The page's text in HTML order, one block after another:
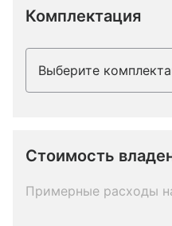
Комплектация
Выберите
Стоимость
Примерные расходы